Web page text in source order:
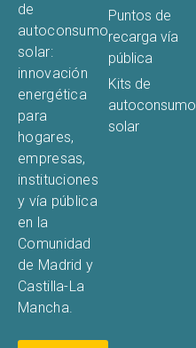
de
autoconsumo
solar:
innovación
energética
para
hogares,
empresas,
instituciones
y vía pública
en la
Comunidad
de Madrid y
Castilla-La
Mancha.
Puntos de
recarga vía
pública
Kits de
autoconsumo
solar